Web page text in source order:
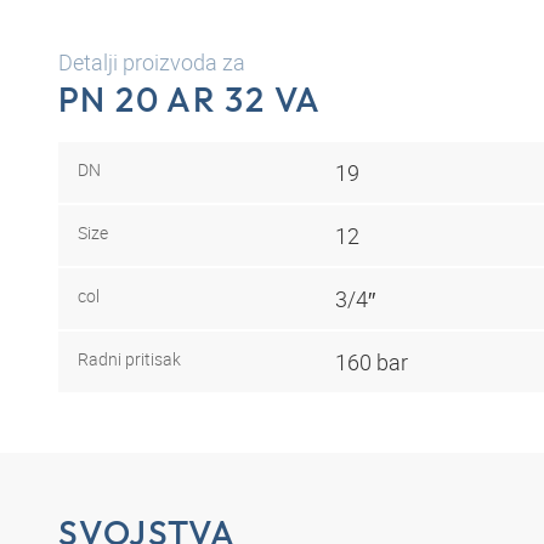
Detalji proizvoda za
PN 20 AR 32 VA
DN 19
Size 12
col 3/4″
Radni pritisak 160 bar
SVOJSTVA